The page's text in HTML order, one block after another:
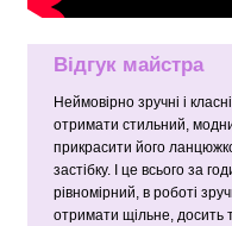
Відгук майстра
Неймовірно зручні і
отримати стильний,
прикрасити його
застібку. І це всього за
рівномірний, в роботі
отримати щільне, досить